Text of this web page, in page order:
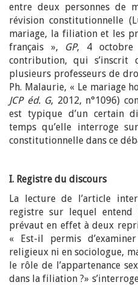
entre deux personnes de
révision constitutionnelle
mariage, la filiation et les
français », GP, 4 octobre
contribution, qui s’inscrit
plusieurs professeurs de
Ph. Malaurie, « Le mariage
JCP éd. G, 2012, n°1096)
est typique d’un certain
temps qu’elle interroge
constitutionnelle dans ce
I. Registre du discours
La lecture de l’article
registre sur lequel entend
prévaut en effet à deux
« Est-il permis
religieux ni en sociologue,
le rôle de l’appartenance
dans la filiation ?»